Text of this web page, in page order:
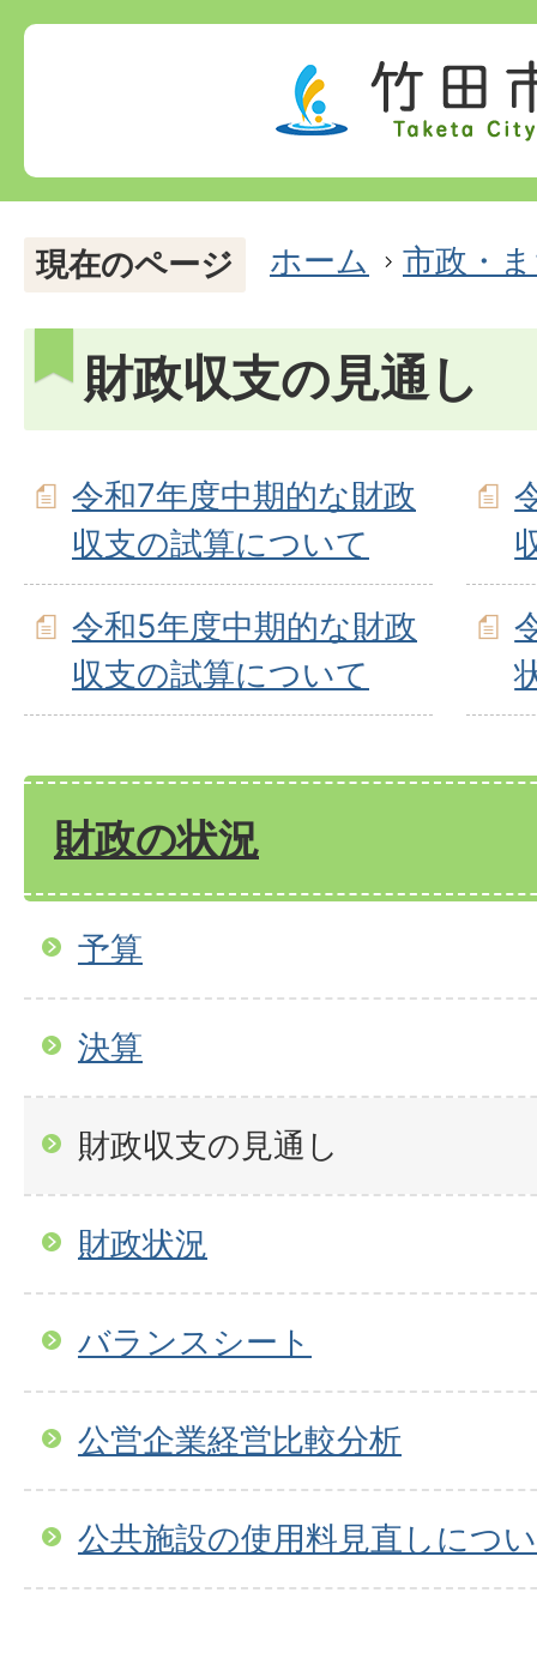
現在のページ ホーム 市政・
財政収支の見通し
令和7年度中期的な財政
収支の試算について
令和5年度中期的な財政
収支の試算について
財政の状況
予算
決算
財政収支の見通し
財政状況
バランスシート
公営企業経営比較分析
公共施設の使用料見直しにつ